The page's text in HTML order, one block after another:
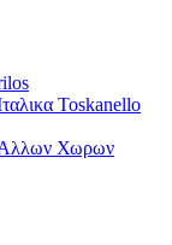
Toskanello
Αλλων Χωρων